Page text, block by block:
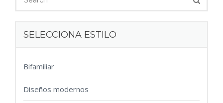
SELECCIONA ESTILO
Bifamiliar
Diseños modernos